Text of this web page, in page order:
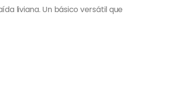
liviana. Un básico versátil que